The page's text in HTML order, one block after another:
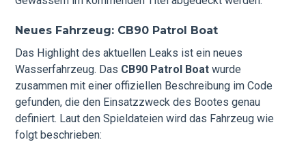
Neues Fahrzeug: CB90 Patrol Boat
Das Highlight des aktuellen Leaks ist ein neues
Wasserfahrzeug. Das CB90 Patrol Boat wurde
zusammen mit einer offiziellen Beschreibung im Code
gefunden, die den Einsatzzweck des Bootes genau
definiert. Laut den Spieldateien wird das Fahrzeug wie
folgt beschrieben: